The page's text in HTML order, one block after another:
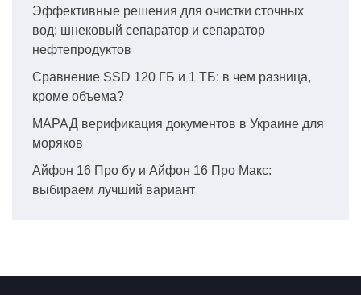
Эффективные решения для очистки сточных
вод: шнековый сепаратор и сепаратор
нефтепродуктов
Сравнение SSD 120 ГБ и 1 ТБ: в чем разница,
кроме объема?
МАРАД верификация документов в Украине для
моряков
Айфон 16 Про бу и Айфон 16 Про Макс:
выбираем лучший вариант